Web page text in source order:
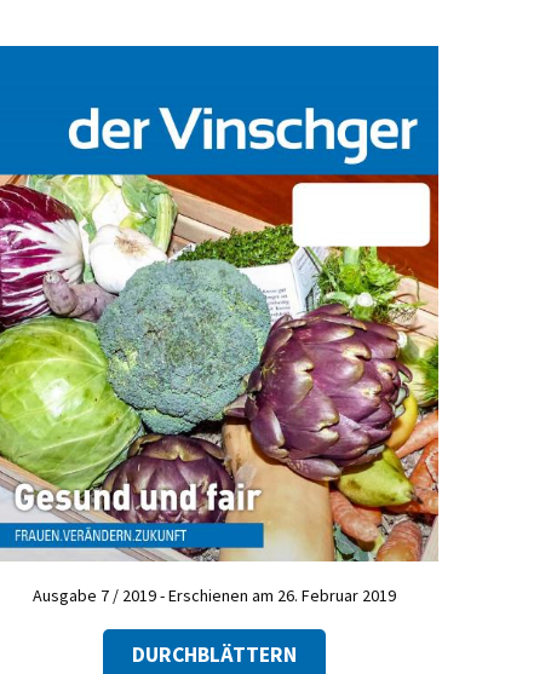
Ausgabe 7 / 2019 - Erschienen am 26. Februar 2019
DURCHBLÄTTERN